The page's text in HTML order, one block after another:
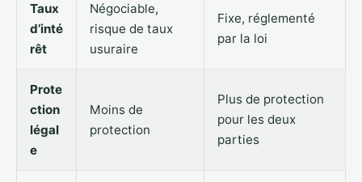
Taux
d’inté
rêt
Négociable,
risque de taux
usuraire
Fixe, réglementé
par la loi
Prote
ction
légal
e
Moins de
protection
Plus de protection
pour les deux
parties